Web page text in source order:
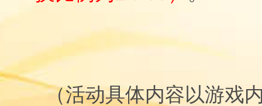
（活动具体内容以游戏